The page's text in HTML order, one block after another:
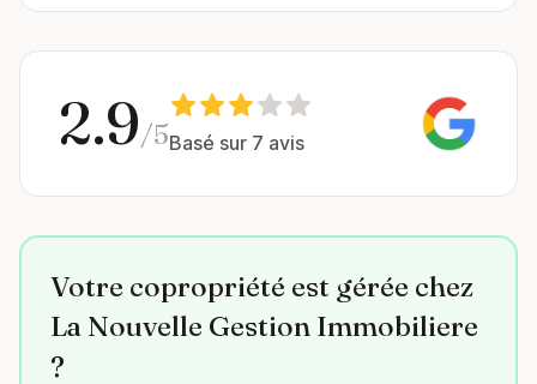
2.9/5Basé sur 7 avis
Votre copropriété est gérée chez
La Nouvelle Gestion Immobiliere
?